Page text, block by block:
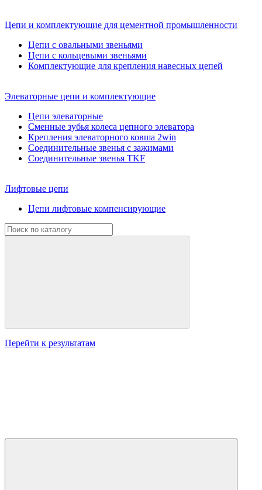
Цепи и комплектующие для цементной промышленности
Цепи с овальными звеньями
Цепи с кольцевыми звеньями
Комплектующие для крепления навесных цепей
Элеваторные цепи и комплектующие
Цепи элеваторные
Сменные зубья колеса цепного элеватора
Крепления элеваторного ковша 2win
Соединительные звенья с зажимами
Соединительные звенья TKF
Лифтовые цепи
Цепи лифтовые компенсирующие
Перейти к результатам